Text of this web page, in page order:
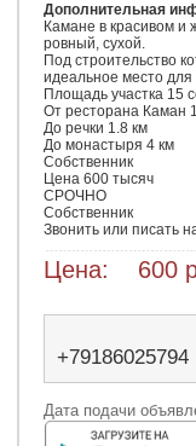
Дополнительная
Камане в красивом и
ровный, сухой.
Под строительство
идеальное место
Площадь участка 15
От ресторана Каман
До речки 1.8 км
До монастыря 4 км
Собственник
Цена 600 тысяч
СРОЧНО
Собственник
Звонить или писать
Цена: 600
+79186025794
Дата подачи